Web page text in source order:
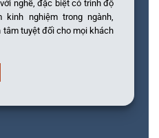
nghề, đặc biệt có trình độ
kinh nghiệm trong ngành,
tâm tuyệt đối cho mọi khách